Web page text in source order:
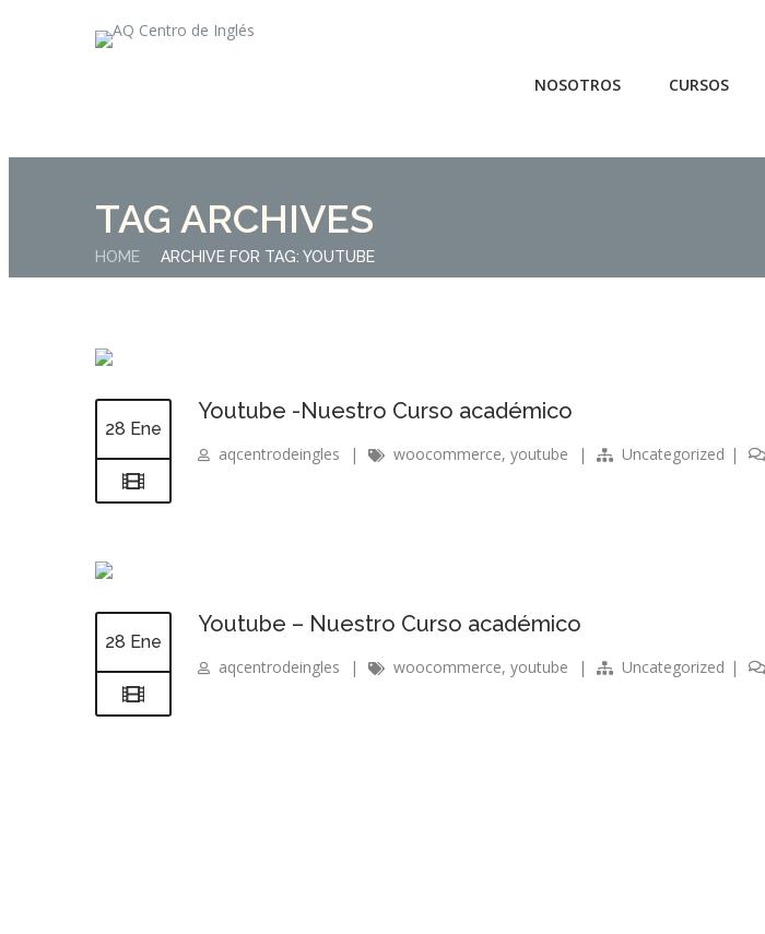
NOSOTROS CURSOS
TAG ARCHIVES
HOME ARCHIVE FOR TAG: YOUTUBE
28 Ene
Youtube -Nuestro Curso académico
aqcentrodeingles | woocommerce, youtube | Uncategorized |
28 Ene
Youtube – Nuestro Curso académico
aqcentrodeingles | woocommerce, youtube | Uncategorized |